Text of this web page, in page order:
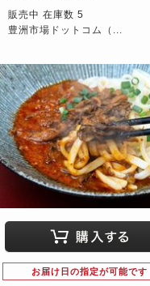
販売中 在庫数 5
豊洲市場ドットコム（...
お届け日の指定が可能です